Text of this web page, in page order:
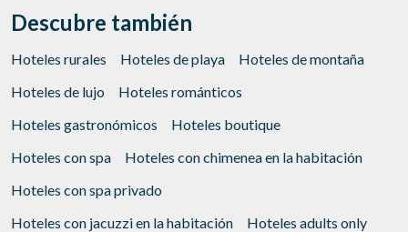
Descubre también
Hoteles rurales Hoteles de playa
Hoteles de montaña
Hoteles de lujo
Hoteles románticos
Hoteles gastronómicos
Hoteles boutique
Hoteles con spa
Hoteles con chimenea en la habitación
Hoteles con spa privado
Hoteles con jacuzzi en la habitación
Hoteles adults only